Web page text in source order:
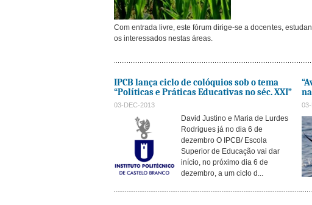
Com entrada livre, este fórum dirige-se a docentes,
os interessados nestas áreas.
IPCB lança ciclo de colóquios sob o tema
“Políticas e Práticas Educativas no séc. XXI”
03-DEC-2013
David Justino e Maria de Lurdes
Rodrigues já no dia 6 de
dezembro O IPCB/ Escola
Superior de Educação vai dar
início, no próximo dia 6 de
dezembro, a um ciclo d...